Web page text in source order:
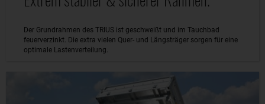
Der Grundrahmen des TRIUS ist geschweißt und im Tauchbad
feuerverzinkt. Die extra vielen Quer- und Längsträger sorgen für eine
optimale Lastenverteilung.